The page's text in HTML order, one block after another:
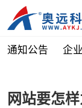
通知公告 企
网站要怎